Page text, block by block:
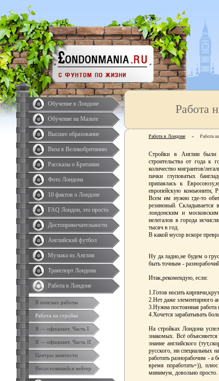
Обучение в Лондоне
Обучение на Мальте
Высшее образование
Виза в Великобританию
Рассказы о Британии
Фото Лондона
10 фактов о Лондоне
FAQ Лондон, это просто
Достопримечательности
Английский футбол
Музыка из Англии
Транспорт Лондона
Работа в Лондоне
В поисках работы
Работа на стройке
Я — официант. Часть I
Я — официант. Часть II
Центры занятости
Несостоявшийся вейтер
Работа
Работа в Лондоне » Работа
Стройки в Англии были
строительства от года к
количество мигрантов/
пачки глуповатых
припаялась к
европейскую комьюнити,
Всем им нужно где-то
резиновый. Складывается
лондонским и
нелегалов в города
тысяч в год.
В какой мусор вскоре
Ну да ладно,не будем о
быть точным -
Итак,рекомендую, если:
1.Готов носить
2.Нет даже элементарного
3.Нужна постоянная работа
4.Хочется зарабатывать
На стройках Лондона
знакомых. Всё
знание английского
русского, ни специальных
работать разнорабочим - а
время поработать=)),
минимум, довольно просто.